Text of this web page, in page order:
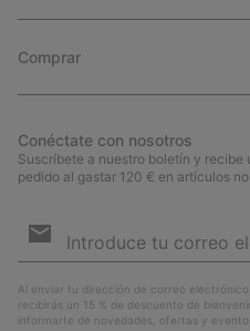
Comprar
Conéctate con nosotros
Suscríbete a nuestro boletín y recibe
pedido al gastar 120 € en artículos no
de
Al enviar tu dirección de correo
recibirás un 15 % de descuento de
informarte de novedades, ofertas y